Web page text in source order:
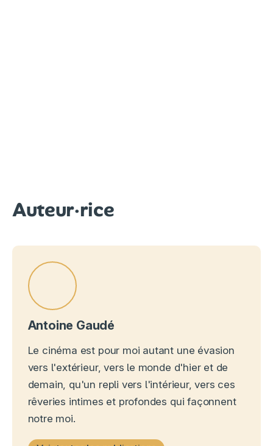
Auteur·rice
Antoine Gaudé
Le cinéma est pour moi autant une évasion
vers l'extérieur, vers le monde d'hier et de
demain, qu'un repli vers l'intérieur, vers ces
rêveries intimes et profondes qui façonnent
notre moi.